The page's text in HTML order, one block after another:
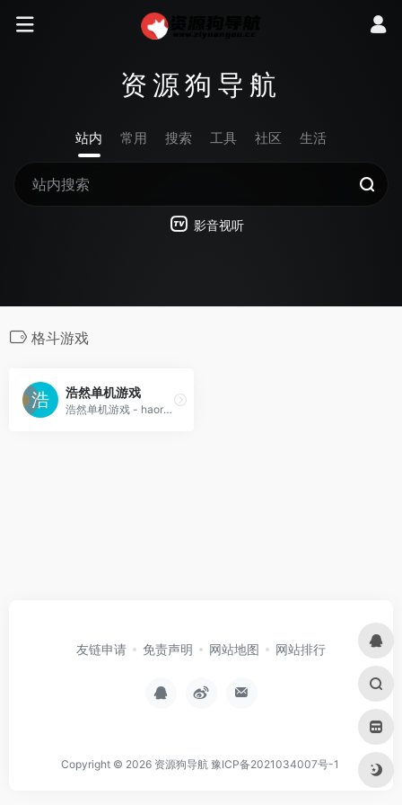
资源狗导航
站内 常用 搜索 工具 社区 生活
影音视听
格斗游戏
浩然单机游戏
浩然单机游戏 - haorangame.com-大型单机游戏合集网站。
友链申请 免责声明 网站地图 网站排行
Copyright © 2026 资源狗导航 豫ICP备2021034007号-1